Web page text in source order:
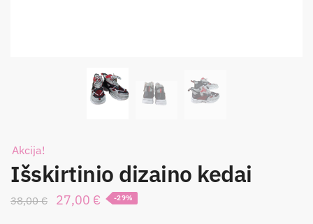
Akcija!
Išskirtinio dizaino kedai
38,00€
Original
27,00 € Current
-29%